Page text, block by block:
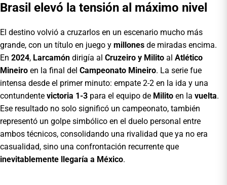
Brasil elevó la tensión al máximo nivel
El destino volvió a cruzarlos en un escenario mucho más
grande, con un título en juego y millones de miradas encima.
En 2024, Larcamón dirigía al Cruzeiro y Milito al Atlético
Mineiro en la final del Campeonato Mineiro. La serie fue
intensa desde el primer minuto: empate 2-2 en la ida y una
contundente victoria 1-3 para el equipo de Milito en la vuelta.
Ese resultado no solo significó un campeonato, también
representó un golpe simbólico en el duelo personal entre
ambos técnicos, consolidando una rivalidad que ya no era
casualidad, sino una confrontación recurrente que
inevitablemente llegaría a México.